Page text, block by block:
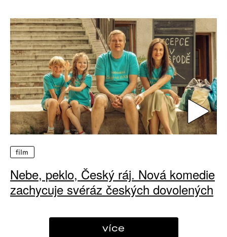
film
Nebe, peklo, Český ráj. Nová komedie
zachycuje svéráz českých dovolených
více